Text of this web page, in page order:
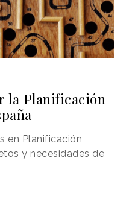
la Planificación
en Planificación
y necesidades de